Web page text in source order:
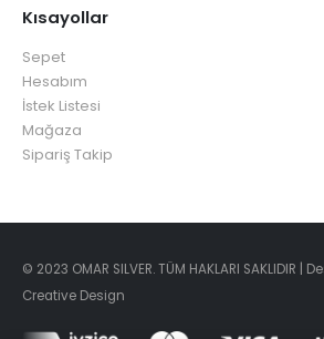
Kısayollar
Sepet
Hesabım
İstek Listesi
Mağaza
Sipariş Takip
© 2023 OMAR SILVER. TÜM HAKLARI SAKLIDIR |
Creative Design